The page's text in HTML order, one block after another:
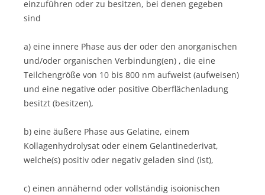
einzuführen oder zu besitzen, bei denen gegeben
sind
a) eine innere Phase aus der oder den anorganischen
und/oder organischen Verbindung(en) , die eine
Teilchengröße von 10 bis 800 nm aufweist (aufweisen)
und eine negative oder positive Oberflächenladung
besitzt (besitzen),
b) eine äußere Phase aus Gelatine, einem
Kollagenhydrolysat oder einem Gelantinederivat,
welche(s) positiv oder negativ geladen sind (ist),
c) einen annähernd oder vollständig isoionischen